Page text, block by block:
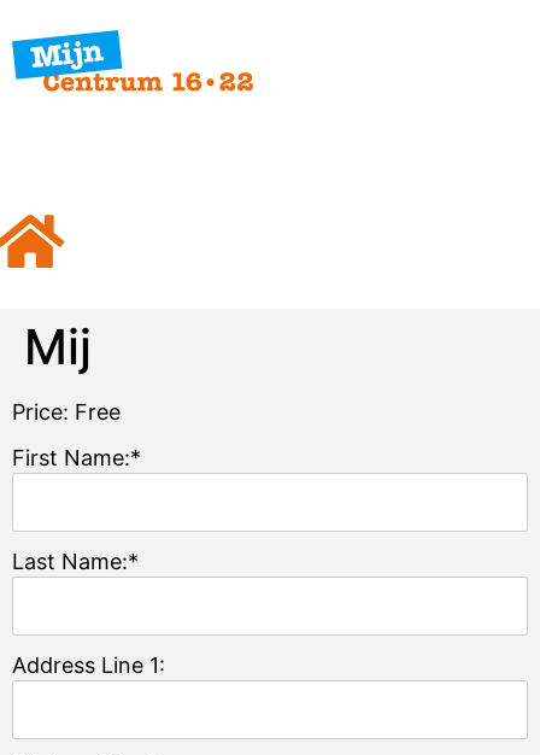
Mij
Price: Free
First Name:*
Last Name:*
Address Line 1: